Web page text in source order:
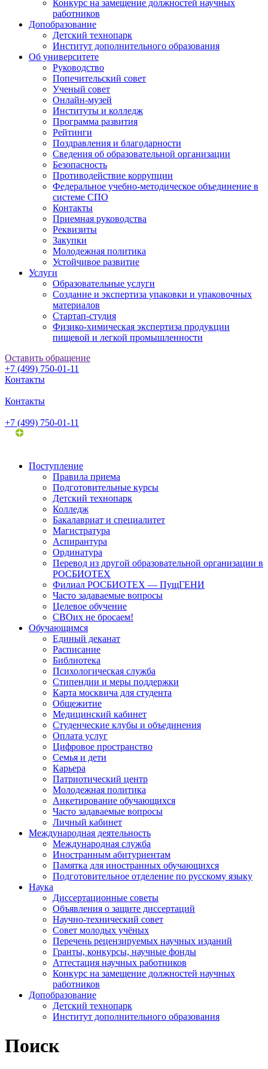
Конкурс на замещение должностей научных
работников
Допобразование
Детский технопарк
Институт дополнительного образования
Об университете
Руководство
Попечительский совет
Ученый совет
Онлайн-музей
Институты и колледж
Программа развития
Рейтинги
Поздравления и благодарности
Сведения об образовательной организации
Безопасность
Противодействие коррупции
Федеральное учебно-методическое объединение в
системе СПО
Контакты
Приемная руководства
Реквизиты
Закупки
Молодежная политика
Устойчивое развитие
Услуги
Образовательные услуги
Создание и экспертиза упаковки и упаковочных
материалов
Стартап-студия
Физико-химическая экспертиза продукции
пищевой и легкой промышленности
Оставить обращение
+7 (499) 750-01-11
Контакты
Контакты
+7 (499) 750-01-11
Поступление
Правила приема
Подготовительные курсы
Детский технопарк
Колледж
Бакалавриат и специалитет
Магистратура
Аспирантура
Ординатура
Перевод из другой образовательной организации в
РОСБИОТЕХ
Филиал РОСБИОТЕХ — ПущГЕНИ
Часто задаваемые вопросы
Целевое обучение
СВОих не бросаем!
Обучающимся
Единый деканат
Расписание
Библиотека
Психологическая служба
Стипендии и меры поддержки
Карта москвича для студента
Общежитие
Медицинский кабинет
Студенческие клубы и объединения
Оплата услуг
Цифровое пространство
Семья и дети
Карьера
Патриотический центр
Молодежная политика
Анкетирование обучающихся
Часто задаваемые вопросы
Личный кабинет
Международная деятельность
Международная служба
Иностранным абитуриентам
Памятка для иностранных обучающихся
Подготовительное отделение по русскому языку
Наука
Диссертационные советы
Объявления о защите диссертаций
Научно-технический совет
Совет молодых учёных
Перечень рецензируемых научных изданий
Гранты, конкурсы, научные фонды
Аттестация научных работников
Конкурс на замещение должностей научных
работников
Допобразование
Детский технопарк
Институт дополнительного образования
Поиск